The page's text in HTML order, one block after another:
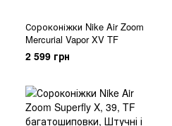
Сороконіжки Nike Air Zoom
Mercurial Vapor XV TF
2 599 грн